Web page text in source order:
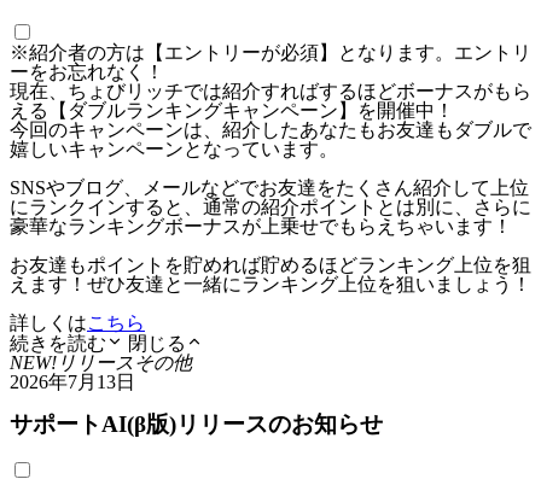
※紹介者の方は【エントリーが必須】となります。エントリ
ーをお忘れなく！
現在、ちょびリッチでは紹介すればするほどボーナスがもら
える【ダブルランキングキャンペーン】を開催中！
今回のキャンペーンは、紹介したあなたもお友達もダブルで
嬉しいキャンペーンとなっています。
SNSやブログ、メールなどでお友達をたくさん紹介して上位
にランクインすると、通常の紹介ポイントとは別に、さらに
豪華なランキングボーナスが上乗せでもらえちゃいます！
お友達もポイントを貯めれば貯めるほどランキング上位を狙
えます！ぜひ友達と一緒にランキング上位を狙いましょう！
詳しくはこちら
続きを読む
閉じる
NEW! リリースその他
2026年7月13日
サポートAI(β版)リリースのお知らせ